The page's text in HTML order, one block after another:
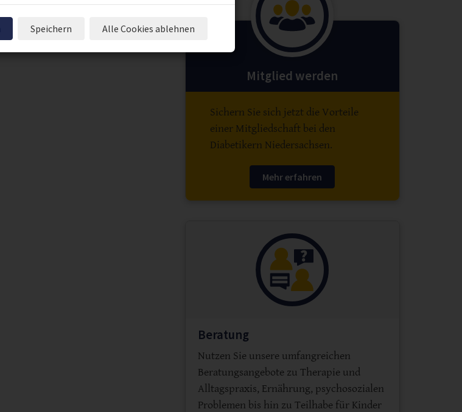
Mitglied werden
Sichern Sie sich jetzt die Vorteile
einer Mitgliedschaft bei den
Diabetikern Niedersachsen.
Mehr erfahren
Beratung
Nutzen Sie unsere umfangreichen
Beratungsangebote zu Therapie und
Alltagspraxis, Ernährung, psychosozialen
Problemen bis hin zu Teilhabe für Kinder
Speichern Alle Cookies ablehnen